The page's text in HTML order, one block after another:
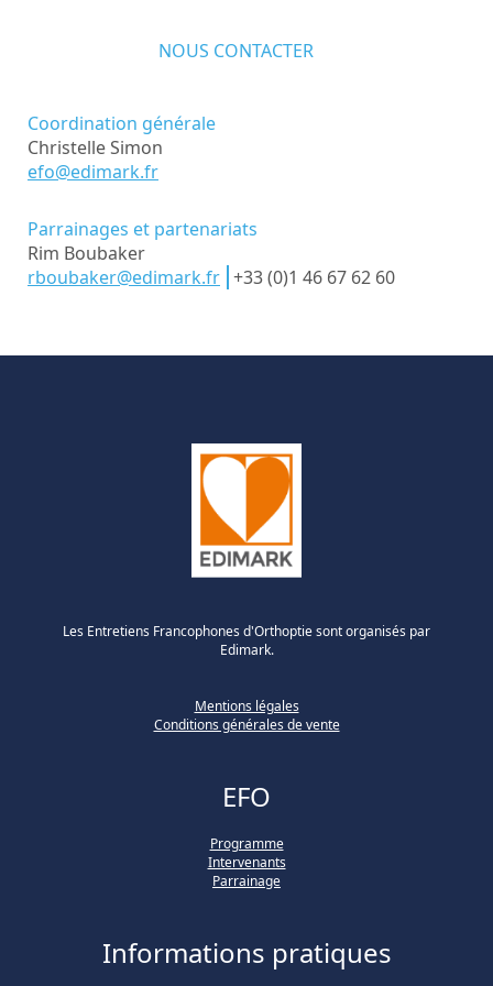
NOUS CONTACTER
Coordination générale
Christelle Simon
efo@edimark.fr
Parrainages et partenariats
Rim Boubaker
rboubaker@edimark.fr +33 (0)1 46 67 62 60
Les Entretiens Francophones d'Orthoptie sont organisés par
Edimark.
Mentions légales
Conditions générales de vente
EFO
Programme
Intervenants
Parrainage
Informations pratiques